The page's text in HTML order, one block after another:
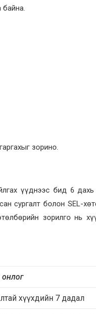
байна.
зорино.
үүднээс бид 6
сургалт болон SEL-
зорилго нь
хүүхдийн 7 дадал